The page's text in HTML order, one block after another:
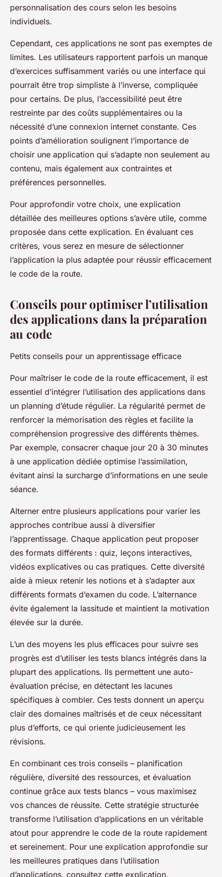
personnalisation des cours selon les besoins
individuels.
Cependant, ces applications ne sont pas exemptes de
limites. Les utilisateurs rapportent parfois un manque
d’exercices suffisamment variés ou une interface qui
pourrait être trop simpliste à l’inverse, compliquée
pour certains. De plus, l’accessibilité peut être
restreinte par des coûts supplémentaires ou la
nécessité d’une connexion internet constante. Ces
points d’amélioration soulignent l’importance de
choisir une application qui s’adapte non seulement au
contenu, mais également aux contraintes et
préférences personnelles.
Pour approfondir votre choix, une explication
détaillée des meilleures options s’avère utile, comme
proposée dans cette explication. En évaluant ces
critères, vous serez en mesure de sélectionner
l’application la plus adaptée pour réussir efficacement
le code de la route.
Conseils pour optimiser l’utilisation
des applications dans la préparation
au code
Petits conseils pour un apprentissage efficace
Pour maîtriser le code de la route efficacement, il est
essentiel d’intégrer l’utilisation des applications dans
un planning d’étude régulier. La régularité permet de
renforcer la mémorisation des règles et facilite la
compréhension progressive des différents thèmes.
Par exemple, consacrer chaque jour 20 à 30 minutes
à une application dédiée optimise l’assimilation,
évitant ainsi la surcharge d’informations en une seule
séance.
Alterner entre plusieurs applications pour varier les
approches contribue aussi à diversifier
l’apprentissage. Chaque application peut proposer
des formats différents : quiz, leçons interactives,
vidéos explicatives ou cas pratiques. Cette diversité
aide à mieux retenir les notions et à s’adapter aux
différents formats d’examen du code. L’alternance
évite également la lassitude et maintient la motivation
élevée sur la durée.
L’un des moyens les plus efficaces pour suivre ses
progrès est d’utiliser les tests blancs intégrés dans la
plupart des applications. Ils permettent une auto-
évaluation précise, en détectant les lacunes
spécifiques à combler. Ces tests donnent un aperçu
clair des domaines maîtrisés et de ceux nécessitant
plus d’efforts, ce qui oriente judicieusement les
révisions.
En combinant ces trois conseils – planification
régulière, diversité des ressources, et évaluation
continue grâce aux tests blancs – vous maximisez
vos chances de réussite. Cette stratégie structurée
transforme l’utilisation d’applications en un véritable
atout pour apprendre le code de la route rapidement
et sereinement. Pour une explication approfondie sur
les meilleures pratiques dans l’utilisation
d’applications, consultez cette explication.